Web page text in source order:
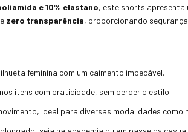
e 10% elastano, este shorts apresenta
zero transparência, proporcionando
feminina com um caimento impecável.
itens com praticidade, sem perder o estilo.
ideal para diversas modalidades